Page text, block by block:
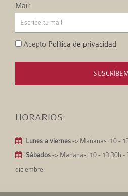
Mail:
Acepto Política de privacidad
HORARIOS:
Lunes a viernes -> Mañanas: 10 -
Sábados -> Mañanas: 10 - 13:30h -
diciembre